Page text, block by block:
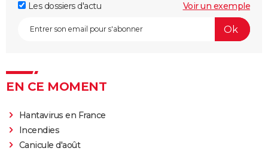
Les dossiers d'actu
Voir un exemple
EN CE MOMENT
Hantavirus en France
Incendies
Canicule d'août